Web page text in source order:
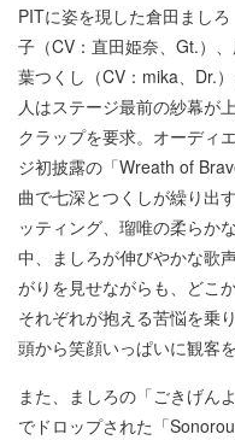
PITに姿を現した倉田まし
子（CV：直田姫奈、Gt.）
葉つくし（CV：mika、Dr.
人はステージ最前の紗幕が
クラップを要求。オーディ
ジ初披露の「Wreath of
曲で七深とつくしが繰り出
ッティング、瑠唯の柔らか
中、ましろが伸びやかな歌
がりを見せながらも、どこ
それぞれが抱える苦悩を乗
頭から笑顔いっぱいに観客
また、ましろの「ごきげん
でドロップされた「